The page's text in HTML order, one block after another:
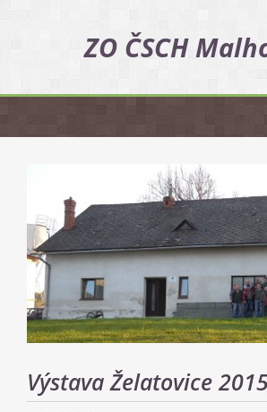
ZO ČSCH
Výstava Želatovice